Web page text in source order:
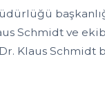
Schmidt ve
Klaus Schmidt